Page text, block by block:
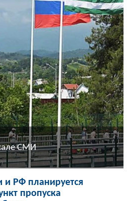
СМИ
и РФ планируется
пропуска